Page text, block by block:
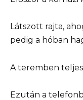
Látszott rajta,
pedig a hóban
A teremben
Ezután a